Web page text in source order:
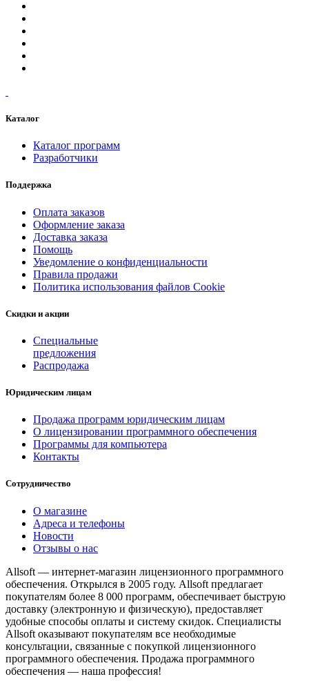
Каталог
Каталог программ
Разработчики
Поддержка
Оплата заказов
Оформление заказа
Доставка заказа
Помощь
Уведомление о конфиденциальности
Правила продажи
Политика использования файлов Cookie
Скидки и акции
Специальные
предложения
Распродажа
Юридическим лицам
Продажа программ юридическим лицам
О лицензировании программного обеспечения
Программы для компьютера
Контакты
Сотрудничество
О магазине
Адреса и телефоны
Новости
Отзывы о нас
Allsoft — интернет-магазин лицензионного программного
обеспечения. Открылся в 2005 году. Allsoft предлагает
покупателям более 8 000 программ, обеспечивает быструю
доставку (электронную и физическую), предоставляет
удобные способы оплаты и систему скидок. Специалисты
Allsoft оказывают покупателям все необходимые
консультации, связанные с покупкой лицензионного
программного обеспечения. Продажа программного
обеспечения — наша профессия!